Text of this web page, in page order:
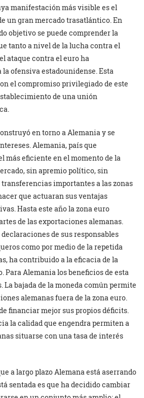
manifestación más visible es el
un gran mercado trasatlántico. En
objetivo se puede comprender la
tanto a nivel de la lucha contra el
ataque contra el euro ha
ofensiva estadounidense. Esta
el compromiso privilegiado de este
de una unión
en torno a Alemania y se
Alemania, país que
más eficiente en el momento de la
sin apremio político, sin
importantes a las zonas
que actuaran sus ventajas
Hasta este año la zona euro
de las exportaciones alemanas.
de sus responsables
como por medio de la repetida
ha contribuido a la eficacia de la
Para Alemania los beneficios de esta
bajada de la moneda común permite
alemanas fuera de la zona euro.
financiar mejor sus propios déficits.
la calidad que engendra permiten a
situarse con una tasa de interés
a largo plazo Alemana está aserrando
sentada es que ha decidido cambiar